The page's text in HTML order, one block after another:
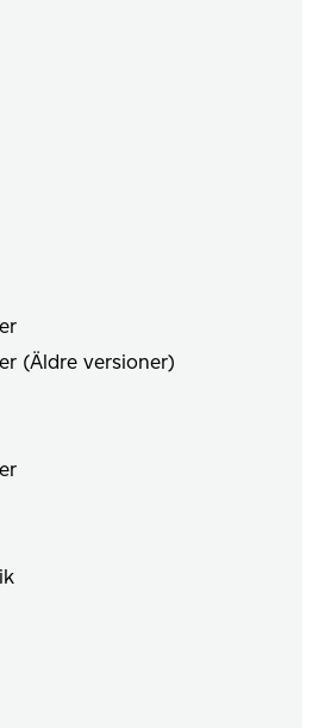
(Äldre versioner)